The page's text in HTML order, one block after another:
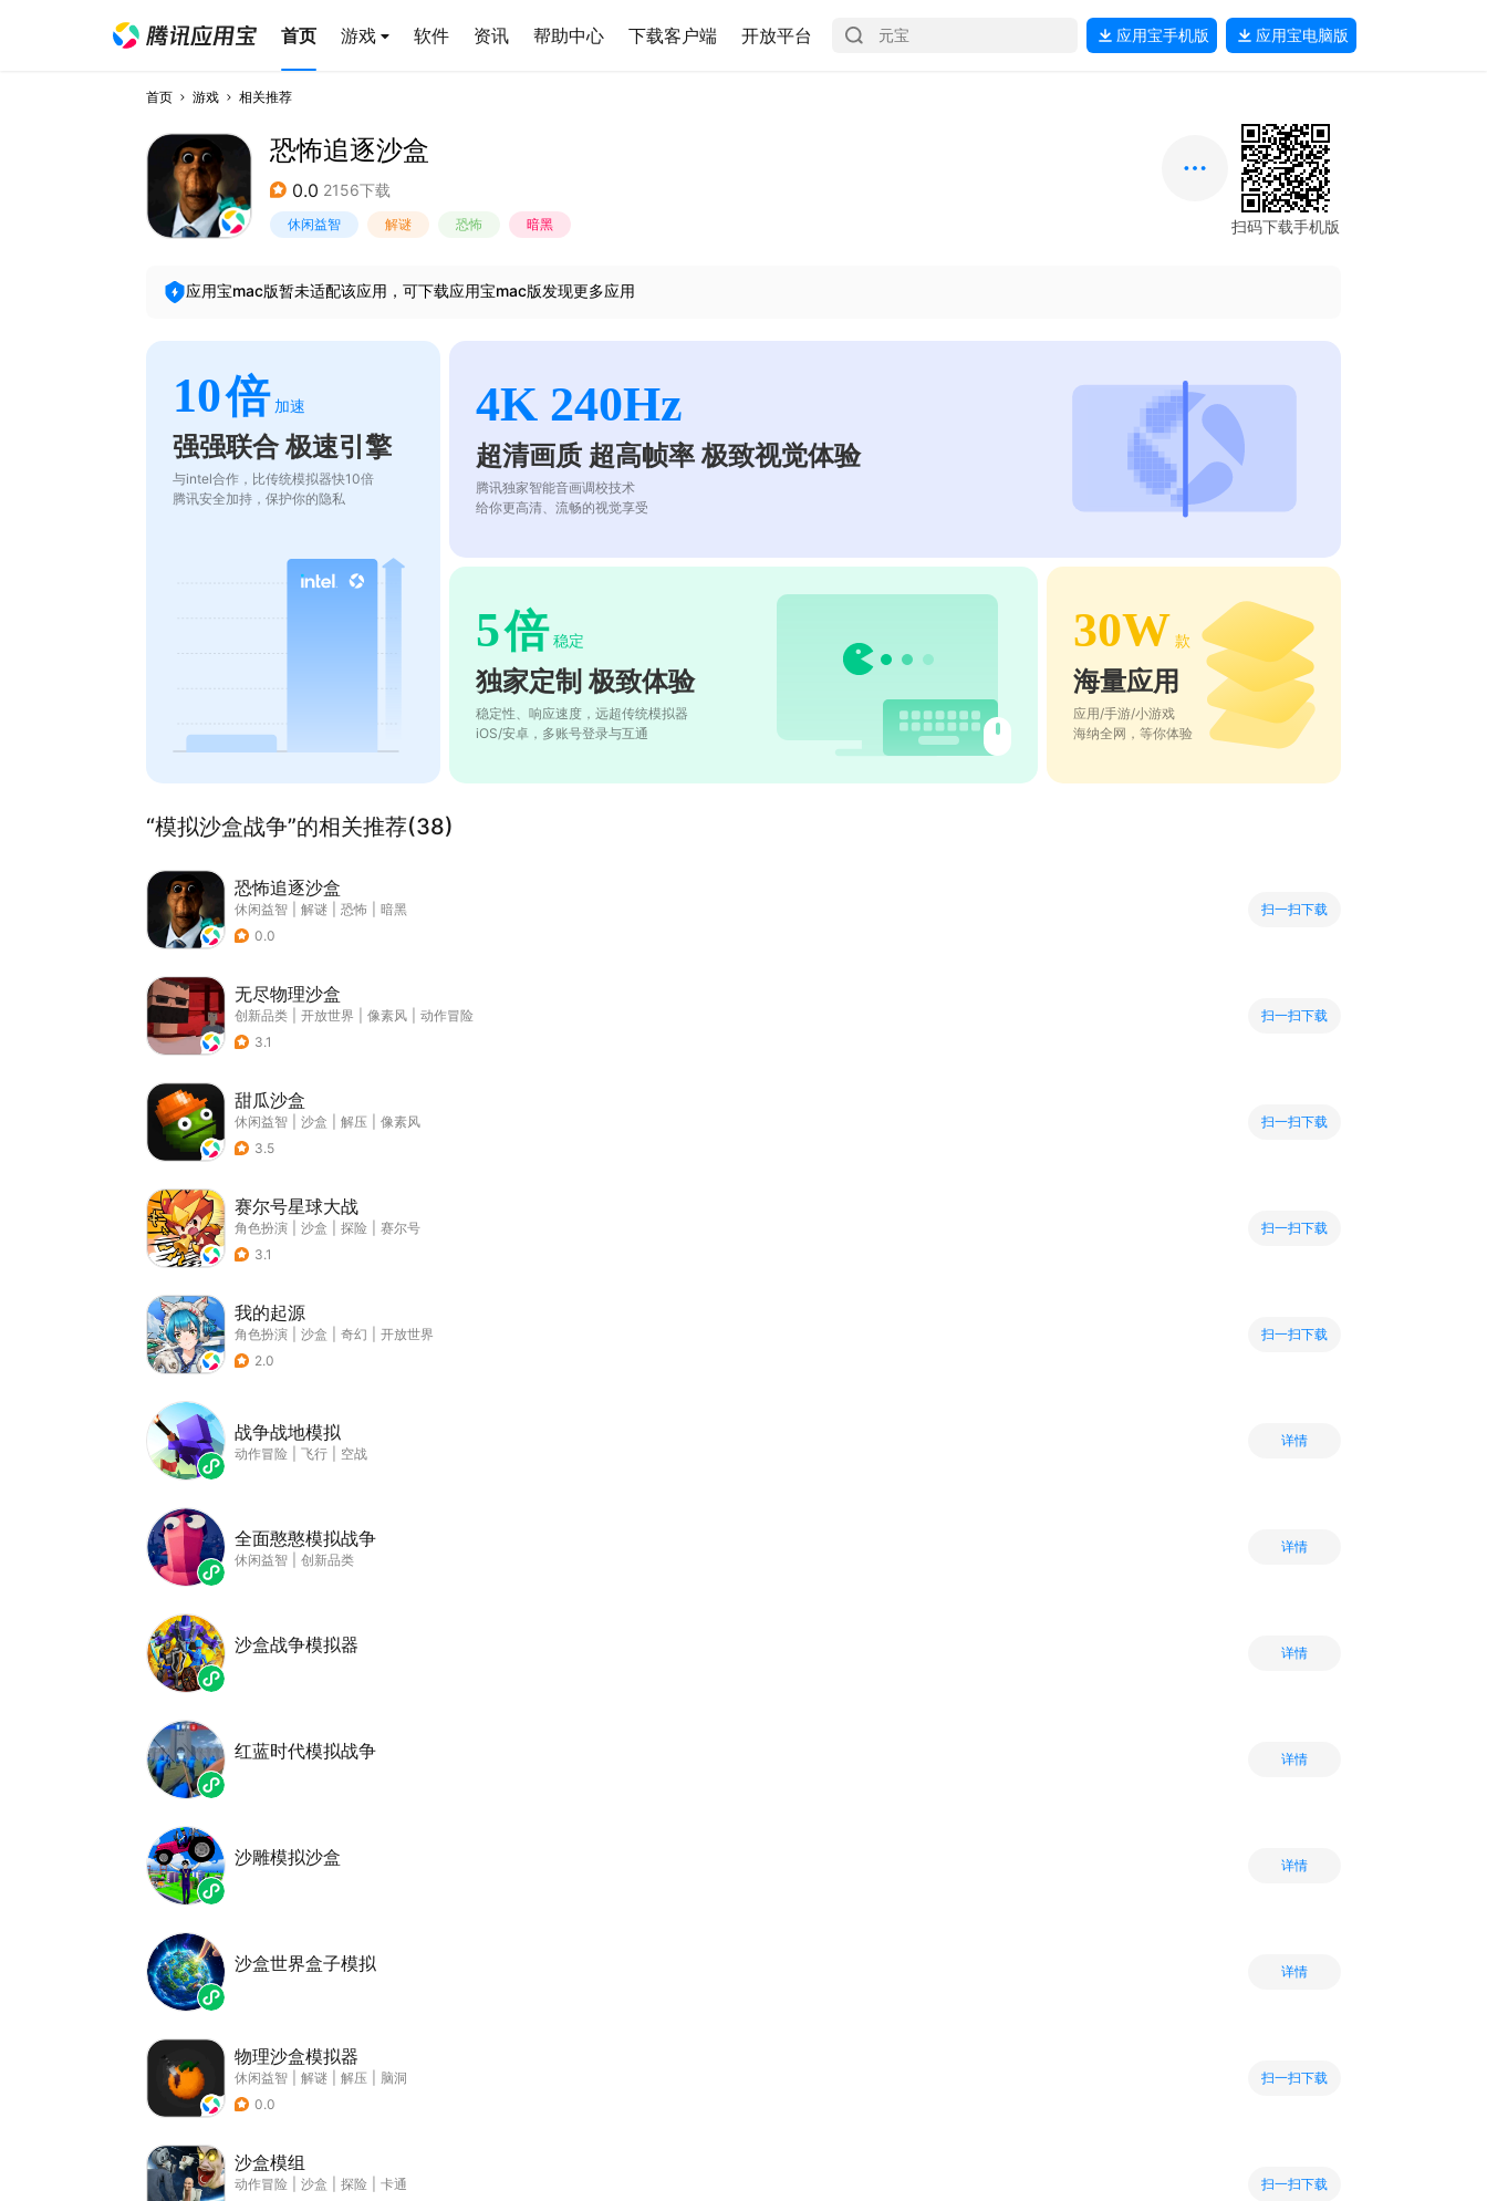
首页 游戏 软件 资讯 帮助中心 下载客户端 开放平台 应用宝手机版 应用宝电脑版
首页 游戏 相关推荐
恐怖追逐沙盒
0.0 2156下载
休闲益智 解谜 恐怖 暗黑 扫码下载手机版
应用宝mac版暂未适配该应用，可下载应用宝mac版发现更多应用
10倍 加速
强强联合 极速引擎
与intel合作，比传统模拟器快10倍
腾讯安全加持，保护你的隐私
4K 240Hz
超清画质 超高帧率 极致视觉体验
腾讯独家智能音画调校技术
给你更高清、流畅的视觉享受
5倍 稳定
独家定制 极致体验
稳定性、响应速度，远超传统模拟器
iOS/安卓，多账号登录与互通
30W 款
海量应用
应用/手游/小游戏
海纳全网，等你体验
“模拟沙盒战争”的相关推荐(38)
恐怖追逐沙盒
休闲益智 解谜 恐怖
暗黑
0.0
扫一扫下载
无尽物理沙盒
创新品类 开放世界 像素风
动作冒险
3.1
扫一扫下载
甜瓜沙盒
休闲益智 沙盒 解压
像素风
3.5
扫一扫下载
赛尔号星球大战
角色扮演 沙盒 探险
赛尔号
3.1
扫一扫下载
我的起源
角色扮演 沙盒 奇幻
开放世界
2.0
扫一扫下载
战争战地模拟
动作冒险 飞行 空战
详情
全面憨憨模拟战争
休闲益智 创新品类
详情
沙盒战争模拟器 详情
红蓝时代模拟战争 详情
沙雕模拟沙盒 详情
沙盒世界盒子模拟 详情
物理沙盒模拟器
休闲益智 解谜 解压
脑洞
0.0
扫一扫下载
沙盒模组
动作冒险 沙盒 探险
卡通
扫一扫下载